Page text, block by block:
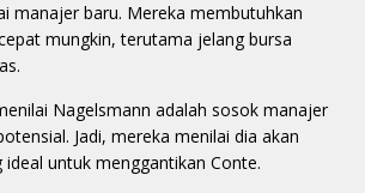
manajer baru. Mereka membutuhkan
mungkin, terutama jelang bursa
Nagelsmann adalah sosok manajer
Jadi, mereka menilai dia akan
untuk menggantikan Conte.